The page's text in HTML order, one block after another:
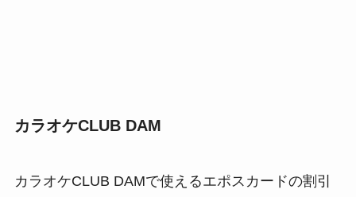
カラオケCLUB DAM
カラオケCLUB DAMで使えるエポスカードの割引